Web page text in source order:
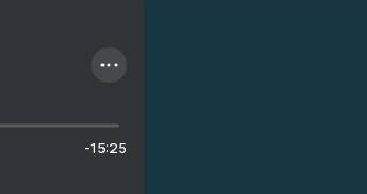
-15:25